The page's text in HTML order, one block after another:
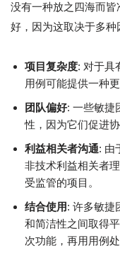
没有一种放之四海而
好，因为这取决于多种
项目复杂度: 对于具
用例可能提供一种
团队偏好: 一些敏捷
性，因为它们促进
利益相关者沟通: 由
非技术利益相关者
受监管的项目。
结合使用: 许多敏捷
和简洁性之间取得
次功能，再用用例